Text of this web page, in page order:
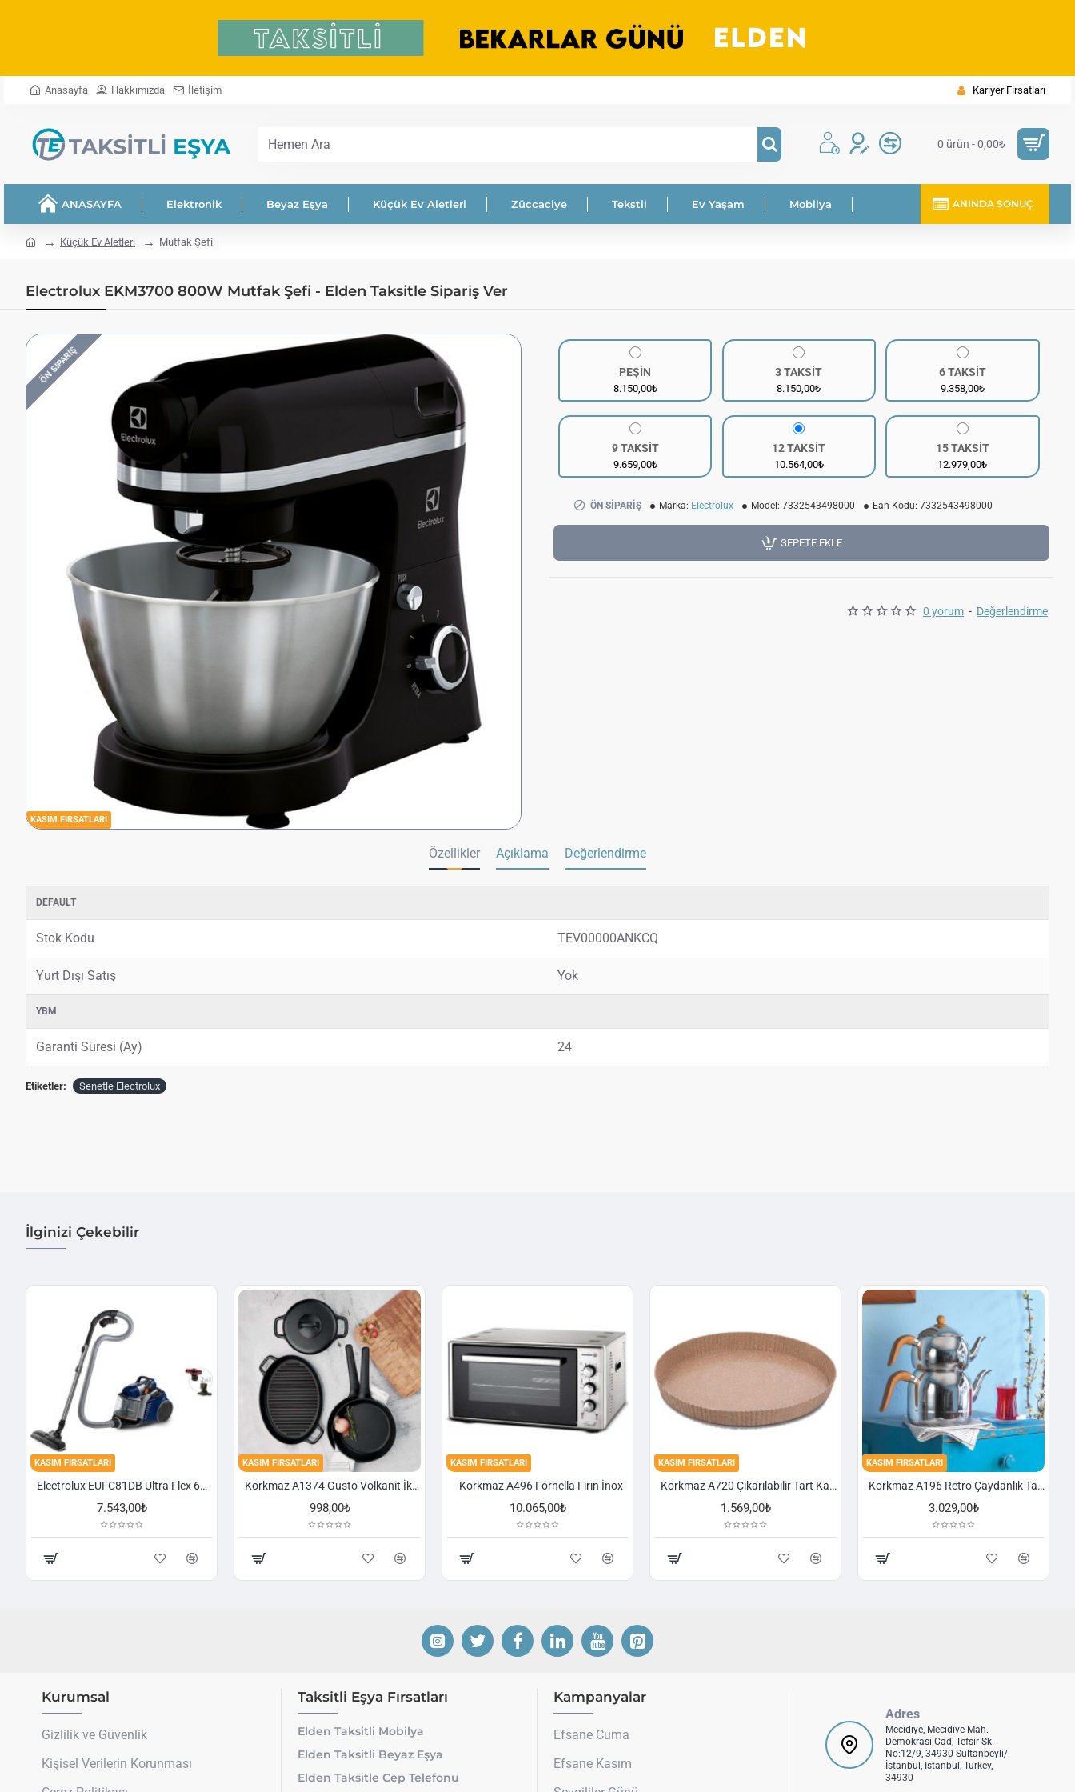
Anasayfa Hakkımızda İletişim Kariyer Fırsatları
Hemen
0 ürün - 0,00₺
ANASAYFA Elektronik Beyaz Eşya Küçük Ev Aletleri Züccaciye Tekstil Ev Yaşam Mobilya ANINDA SONUÇ
home Küçük Ev Aletleri Mutfak Şefi
Electrolux EKM3700 800W Mutfak Şefi - Elden Taksitle Sipariş Ver
KASIM FIRSATLARI
ÖN SIPARIŞ
0 yorum - Değerlendirme
PEŞİN
8.150,00₺
3 TAKSİT
8.150,00₺
6 TAKSİT
9.358,00₺
9 TAKSİT
9.659,00₺
12 TAKSİT
10.564,00₺
15 TAKSİT
12.979,00₺
ÖN SIPARIŞ Marka: Electrolux Model: 7332543498000 Ean Kodu: 7332543498000
SEPETE EKLE
Özellikler Açıklama Değerlendirme
DEFAULT
Stok Kodu TEV00000ANKCQ
Yurt Dışı Satış Yok
YBM
Garanti Süresi (Ay) 24
Etiketler: Senetle Electrolux
İlginizi Çekebilir
KASIM FIRSATLARI
Electrolux EUFC81DB Ultra Flex 650 W Toz Torbasız Süpürge
7.543,00₺
KASIM FIRSATLARI
Korkmaz A1374 Gusto Volkanit İki Kulplu Oval Tava
998,00₺
KASIM FIRSATLARI
Korkmaz A496 Fornella Fırın İnox
10.065,00₺
KASIM FIRSATLARI
Korkmaz A720 Çıkarılabilir Tart Kalıbı Granit 29,5 cm
1.569,00₺
KASIM FIRSATLARI
Korkmaz A196 Retro Çaydanlık Takımı
3.029,00₺
Kurumsal
Gizlilik ve Güvenlik
Kişisel Verilerin Korunması
Taksitli Eşya Fırsatları
Elden Taksitli Mobilya
Elden Taksitli Beyaz Eşya
Elden Taksitle Cep Telefonu
Kampanyalar
Efsane Cuma
Efsane Kasım
Adres
Mecidiye, Mecidiye Mah.
Demokrasi Cad, Tefsir Sk.
No:12/9, 34930 Sultanbeyli/
İstanbul, Istanbul, Turkey,
34930